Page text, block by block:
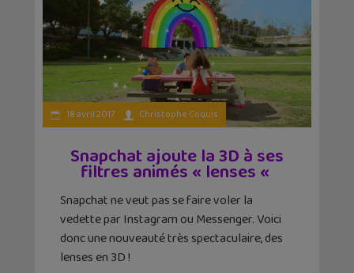
18 avril 2017 Christophe Coquis
Snapchat ajoute la 3D à ses
filtres animés « lenses «
Snapchat ne veut pas se faire voler la
vedette par Instagram ou Messenger. Voici
donc une nouveauté très spectaculaire, des
lenses en 3D !